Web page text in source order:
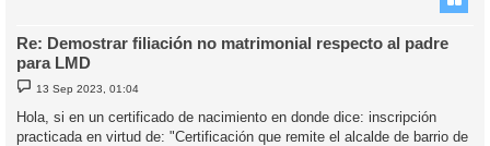
Re: Demostrar filiación no matrimonial respecto al padre
para LMD
M
e
n
s
a
13 Sep 2023, 01:04
Hola, si en un certificado de nacimiento en donde dice: inscripción
practicada en virtud de: "Certificación que remite el alcalde de barrio de